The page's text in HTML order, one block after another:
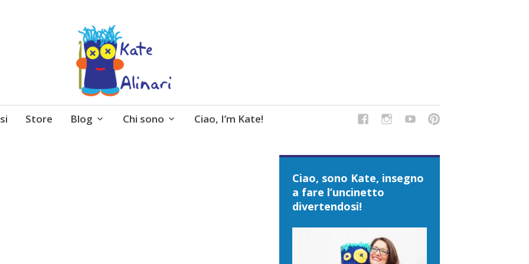
schemi gratuiti, amigurumi, I Balocchi del Tipo Strano, traduzioni e tanto divertimento!
Store Blog Chi sono Ciao, I’m Kate!
Ciao, sono Kate, insegno
a fare l’uncinetto
divertendosi!